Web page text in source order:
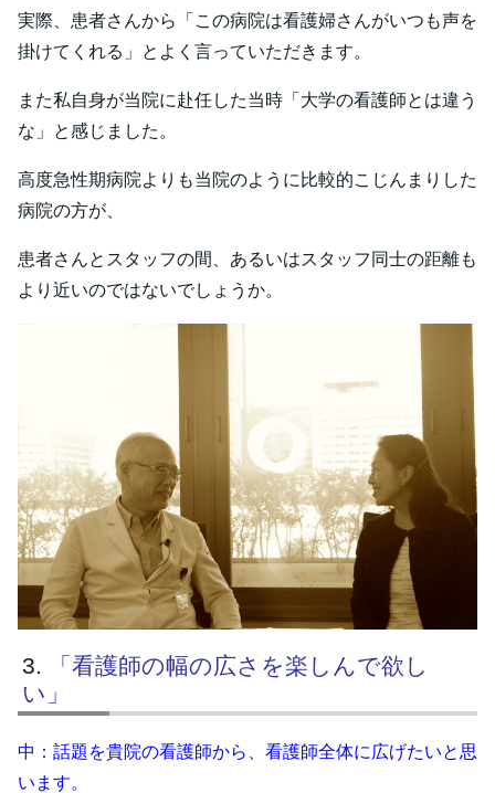
実際、患者さんから「この病院は看護婦さんがいつも声を
掛けてくれる」とよく言っていただきます。
また私自身が当院に赴任した当時「大学の看護師とは違う
な」と感じました。
高度急性期病院よりも当院のように比較的こじんまりした
病院の方が、
患者さんとスタッフの間、あるいはスタッフ同士の距離も
より近いのではないでしょうか。
「看護師の幅の広さを楽しんで欲し
い」
中：話題を貴院の看護師から、看護師全体に広げたいと思
います。